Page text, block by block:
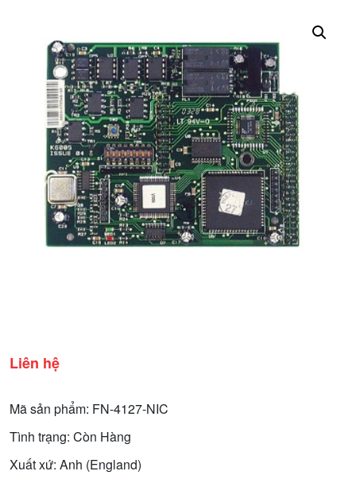
Liên hệ
Mã sản phẩm: FN-4127-NIC
Tình trạng: Còn Hàng
Xuất xứ: Anh (England)